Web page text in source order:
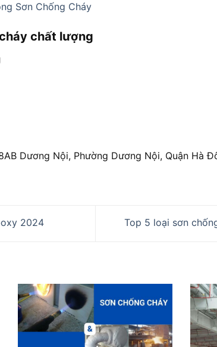
Sơn Chống Cháy
chất lượng
Dương Nội, Phường Dương Nội, Quận Hà
2024 Top 5 loại sơn